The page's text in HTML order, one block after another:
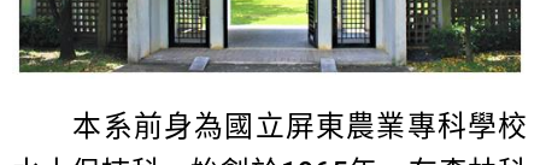
本系前身為國立屏東農業專科學校